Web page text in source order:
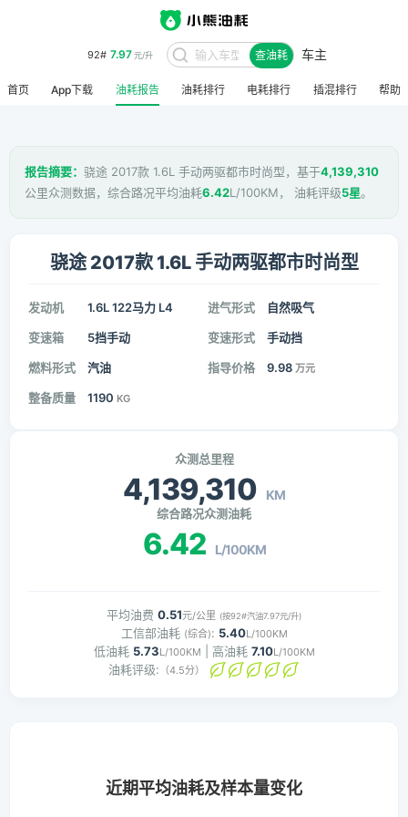
92# 7.97元/升 查油耗 车主
首页 App下载 油耗报告 油耗排行 电耗排行 插混排行 帮助
报告摘要： 骁途 2017款 1.6L 手动两驱都市时尚型，基于4,139,310
公里众测数据，综合路况平均油耗6.42L/100KM， 油耗评级5星。
骁途 2017款 1.6L 手动两驱都市时尚型
发动机 1.6L 122马力 L4 进气形式 自然吸气
变速箱 5挡手动 变速形式 手动挡
燃料形式 汽油 指导价格 9.98 万元
整备质量 1190 KG
众测总里程
4,139,310 KM
综合路况众测油耗
6.42 L/100KM
平均油费 0.51元/公里 (按92#汽油7.97元/升)
工信部油耗 (综合): 5.40L/100KM
低油耗 5.73L/100KM | 高油耗 7.10L/100KM
油耗评级: （4.5分）